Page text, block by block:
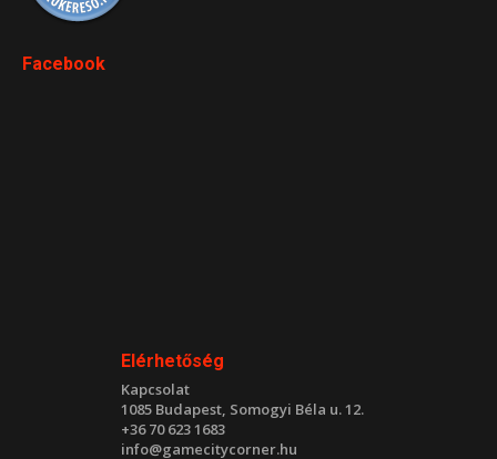
Facebook
Elérhetőség
Kapcsolat
1085 Budapest, Somogyi Béla u. 12.
+36 70 623 1683
info@gamecitycorner.hu